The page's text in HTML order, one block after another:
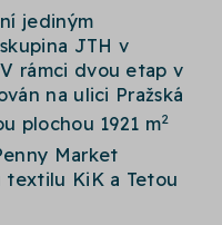
jediným
JTH v
rámci dvou etap v
na ulici Pražská
plochou 1921 m2
Market
textilu KiK a Tetou